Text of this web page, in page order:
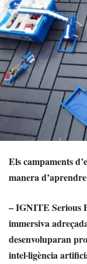
Els campaments
manera
– IGNITE Serious
immersiva
desenvoluparan
intel·ligència